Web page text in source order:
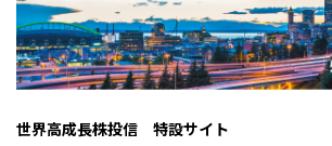
世界高成長株投信 特設サイト